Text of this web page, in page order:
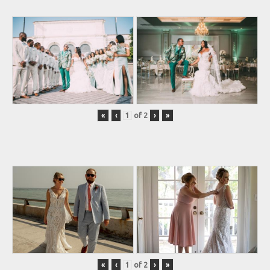
« ‹ of 2 › »
« ‹ of 2 › »